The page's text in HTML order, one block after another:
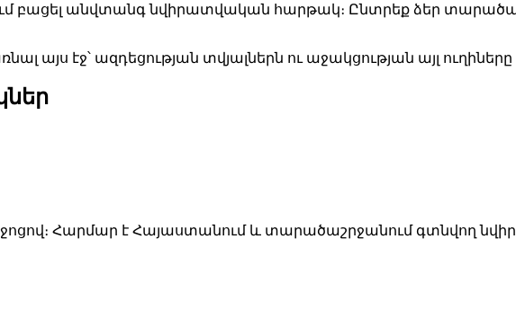
բա­ցել անվ­տանգ նվի­րատ­վա­կան հար­թակ։ Ընտ­րեք ձեր
այս էջ՝ ազ­դե­ցութ­յան տվյալ­ներն ու ա­ջակ­ցութ­յան այլ ու­ղի­նե­րը
Հար­մար է Հա­յաս­տա­նում և տա­րա­ծաշր­ջա­նում գտնվող